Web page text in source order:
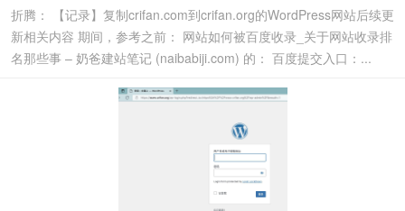
折腾： 【记录】复制crifan.com到crifan.org的WordPress网站后续更
新相关内容 期间，参考之前： 网站如何被百度收录_关于网站收录排
名那些事 – 奶爸建站笔记 (naibabiji.com) 的： 百度提交入口：...